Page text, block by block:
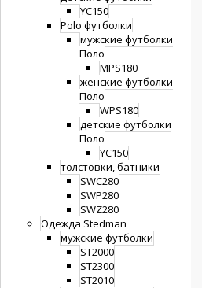
YC150
Polo футболки
мужские футболки
Поло
MPS180
женские футболки
Поло
WPS180
детские футболки
Поло
YC150
толстовки, батники
SWC280
SWP280
SWZ280
Одежда Stedman
мужские футболки
ST2000
ST2300
ST2010